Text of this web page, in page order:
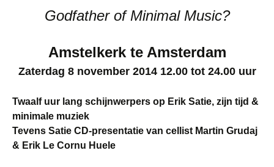
Godfather of Minimal Music?
Amstelkerk te Amsterdam
Zaterdag 8 november 2014 12.00 tot 24.00 uur
Twaalf uur lang schijnwerpers op Erik Satie, zijn tijd &
minimale muziek
Tevens Satie CD-presentatie van cellist Martin Grudaj
& Erik Le Cornu Huele